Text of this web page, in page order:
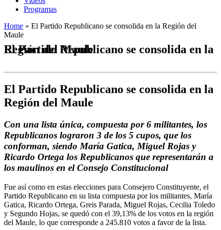
Programas
Home » El Partido Republicano se consolida en la Región del
Maule
El Partido Republicano se consolida en la Región del Maule
El Partido Republicano se consolida en la
Región del Maule
Con una lista única, compuesta por 6 militantes, los
Republicanos lograron 3 de los 5 cupos, que los
conforman, siendo María Gatica, Miguel Rojas y
Ricardo Ortega los Republicanos que representarán a
los maulinos en el Consejo Constitucional
Fue así como en estas elecciones para Consejero Constituyente, el
Partido Republicano en su lista compuesta por los militantes, María
Gatica, Ricardo Ortega, Greis Parada, Miguel Rojas, Cecilia Toledo
y Segundo Hojas, se quedó con el 39,13% de los votos en la región
del Maule, lo que corresponde a 245.810 votos a favor de la lista.